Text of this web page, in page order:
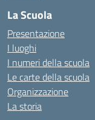
La Scuola
Presentazione
I luoghi
I numeri della scuola
Le carte della scuola
Organizzazione
La storia